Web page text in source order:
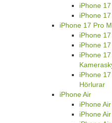
iPhone
iPhone
iPhone 17 Pro
iPhone
iPhone
iPhone
iPhone
Hörlurar
iPhone Air
iPhone
iPhone